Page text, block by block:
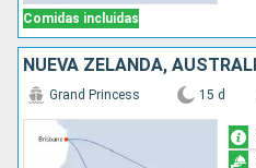
Comidas incluidas
NUEVA ZELANDA,
Grand Princess 15 d